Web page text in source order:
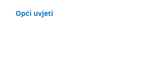
Opći uvjeti